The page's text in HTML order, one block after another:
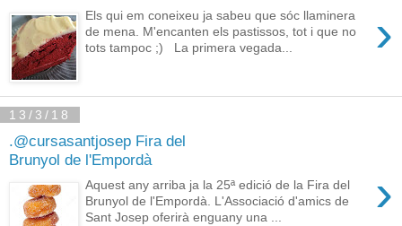
›
Els qui em coneixeu ja sabeu que sóc llaminera
de mena. M'encanten els pastissos, tot i que no
tots tampoc ;) La primera vegada...
13/3/18
.@cursasantjosep Fira del
Brunyol de l'Empordà
›
Aquest any arriba ja la 25ª edició de la Fira del
Brunyol de l'Empordà. L'Associació d'amics de
Sant Josep oferirà enguany una ...